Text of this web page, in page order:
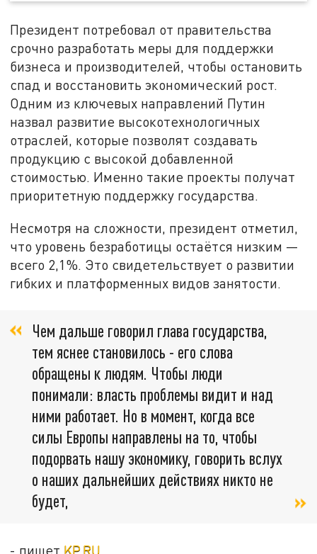
Президент потребовал от правительства
срочно разработать меры для поддержки
бизнеса и производителей, чтобы остановить
спад и восстановить экономический рост.
Одним из ключевых направлений Путин
назвал развитие высокотехнологичных
отраслей, которые позволят создавать
продукцию с высокой добавленной
стоимостью. Именно такие проекты получат
приоритетную поддержку государства.
Несмотря на сложности, президент отметил,
что уровень безработицы остаётся низким —
всего 2,1%. Это свидетельствует о развитии
гибких и платформенных видов занятости.
Чем дальше говорил глава государства,
тем яснее становилось - его слова
обращены к людям. Чтобы люди
понимали: власть проблемы видит и над
ними работает. Но в момент, когда все
силы Европы направлены на то, чтобы
подорвать нашу экономику, говорить вслух
о наших дальнейших действиях никто не
будет,
- пишет KP.RU.